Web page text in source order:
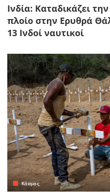
Ινδία: Καταδικάζει
πλοίο στην Ερυθρά
13 Ινδοί ναυτικοί
Κόσμος